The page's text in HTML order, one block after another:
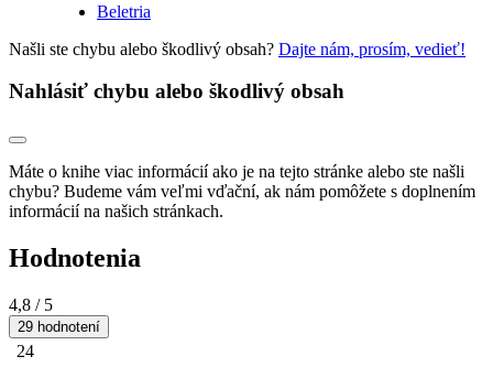
Beletria
Našli ste chybu alebo škodlivý obsah? Dajte nám, prosím, vedieť!
Nahlásiť chybu alebo škodlivý obsah
Máte o knihe viac informácií ako je na tejto stránke alebo ste našli
chybu? Budeme vám veľmi vďační, ak nám pomôžete s doplnením
informácií na našich stránkach.
Hodnotenia
4,8 / 5
29 hodnotení
24